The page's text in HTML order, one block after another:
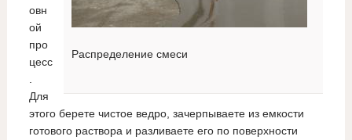
Распределение смеси
овн
ой
про
цесс
Для
этого берете чистое ведро, зачерпываете из емкости
готового раствора и разливаете его по поверхности